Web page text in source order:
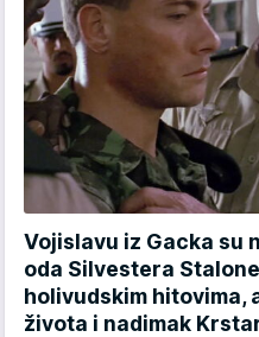
Vojislavu iz Gacka su
oda Silvestera
holivudskim hitovima,
života i nadimak